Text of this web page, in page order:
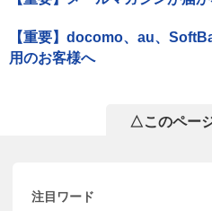
【重要】docomo、au、
用のお客様へ
△このペー
注目ワード